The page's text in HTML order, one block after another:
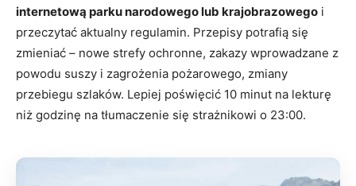
internetową parku narodowego lub krajobrazowego i
przeczytać aktualny regulamin. Przepisy potrafią się
zmieniać – nowe strefy ochronne, zakazy wprowadzane z
powodu suszy i zagrożenia pożarowego, zmiany
przebiegu szlaków. Lepiej poświęcić 10 minut na lekturę
niż godzinę na tłumaczenie się strażnikowi o 23:00.